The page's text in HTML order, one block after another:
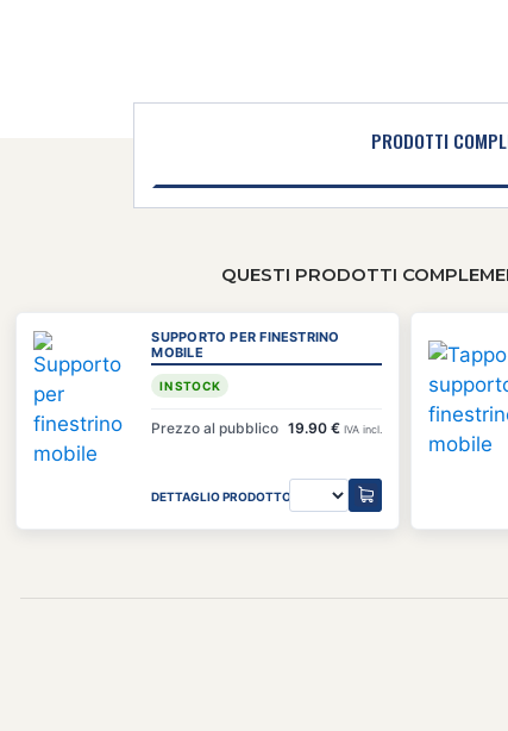
PRODOTTI
QUESTI PRODOTTI
SUPPORTO PER FINESTRINO
MOBILE
IN STOCK
Prezzo al pubblico 19.90 € IVA incl.
DETTAGLIO PRODOTTO